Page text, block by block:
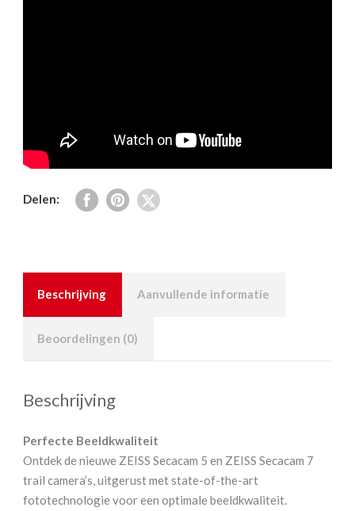
Delen:
Beschrijving Aanvullende informatie
Beoordelingen (0)
Beschrijving
Perfecte Beeldkwaliteit
Ontdek de nieuwe ZEISS Secacam 5 en ZEISS Secacam 7
trail camera’s, uitgerust met state-of-the-art
fototechnologie voor een optimale beeldkwaliteit.